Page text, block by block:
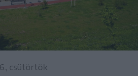
csütörtök